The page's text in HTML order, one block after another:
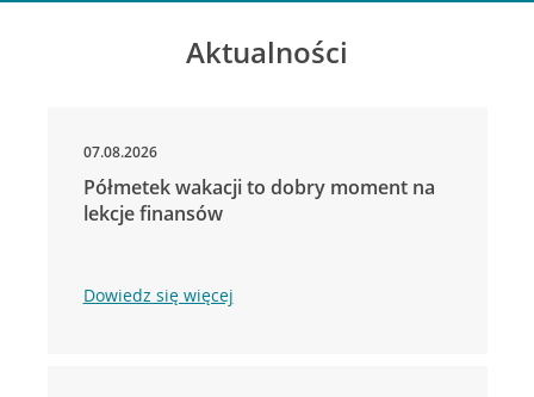
Aktualności
07.08.2026
Półmetek wakacji to dobry moment na
lekcje finansów
Dowiedz się więcej